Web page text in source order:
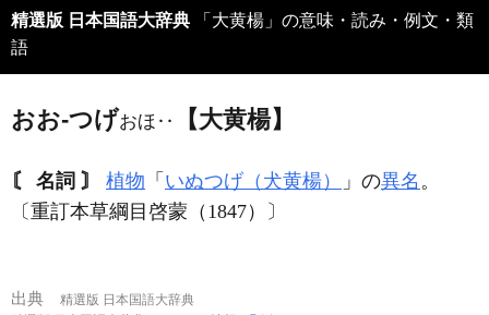
精選版 日本国語大辞典 「大黄楊」の意味・読み・例文・類
語
おお‐つげおほ‥ 【大黄楊】
〘 名詞 〙 植物 「 いぬつげ（犬黄楊） 」の異名 。
〔重訂本草綱目啓蒙（1847）〕
出典
精選版 日本国語大辞典